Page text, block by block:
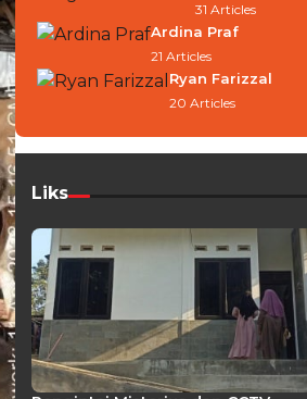
31 Articles
Ardina Praf
21 Articles
Ryan Farizzal
20 Articles
Liks